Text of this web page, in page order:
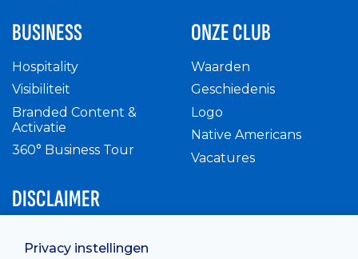
Privacy instellingen
BUSINESS
Hospitality
Visibiliteit
Branded Content &
Activatie
360° Business Tour
ONZE CLUB
Waarden
Geschiedenis
Logo
Native Americans
Vacatures
DISCLAIMER
Privacy Policy